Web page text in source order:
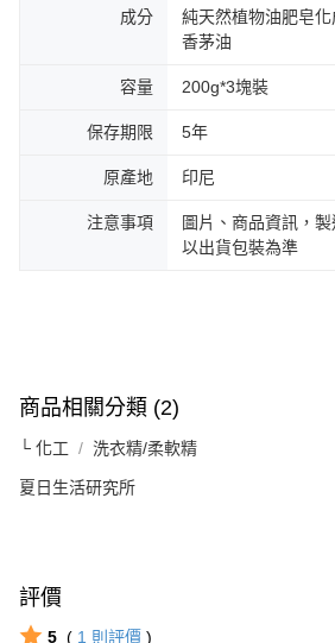
成分
純天然植物油肥皂化
香茅油
容量 200g*3塊裝
保存期限 5年
原產地 印尼
注意事項
圖片、商品資訊，
以出貨包裝為準
商品相關分類 (2)
└ 化工 洗衣精/柔軟精
夏日生活研究所
評價
5 ( 1 則評價 )